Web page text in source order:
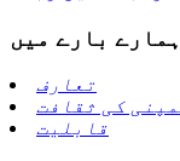
ہمارے بارے میں
تعارف
کی ثقافت
قابلیت